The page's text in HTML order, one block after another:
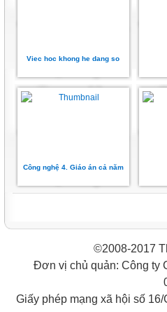
Viec hoc khong he dang so
Công nghệ 4. Giáo án cả năm
©2008-2017
Đơn vị chủ quản: Công ty
Giấy phép mạng xã hội số